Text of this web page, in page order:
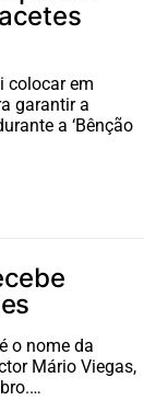
colocar em
garantir a
a ‘Bênção
o nome da
Mário Viegas,